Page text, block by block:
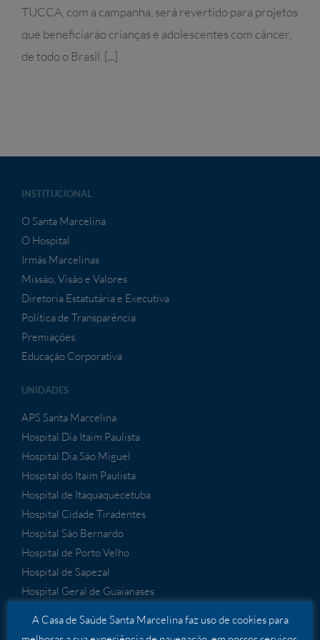
TUCCA, com a campanha, será revertido para projetos
que beneficiarão crianças e adolescentes com câncer,
de todo o Brasil, [...]
INSTITUCIONAL
O Santa Marcelina
O Hospital
Irmãs Marcelinas
Missão, Visão e Valores
Diretoria Estatutária e Executiva
Política de Transparência
Premiações
Educação Corporativa
UNIDADES
APS Santa Marcelina
Hospital Dia Itaim Paulista
Hospital Dia São Miguel
Hospital do Itaim Paulista
Hospital de Itaquaquecetuba
Hospital Cidade Tiradentes
Hospital São Bernardo
Hospital de Porto Velho
Hospital de Sapezal
Hospital Geral de Guaianases
A Casa de Saúde Santa Marcelina faz uso de cookies para